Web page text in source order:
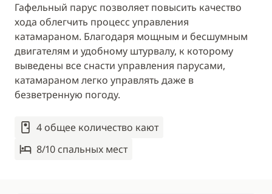
Гафельный парус позволяет повысить качество
хода облегчить процесс управления
катамараном. Благодаря мощным и бесшумным
двигателям и удобному штурвалу, к которому
выведены все снасти управления парусами,
катамараном легко управлять даже в
безветренную погоду.
4 общее количество кают
8/10 спальныx мест